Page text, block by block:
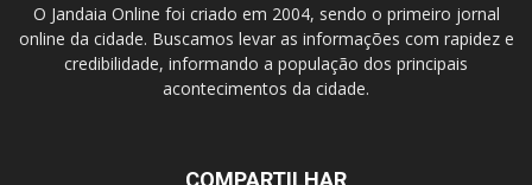
O Jandaia Online foi criado em 2004, sendo o primeiro jornal
online da cidade. Buscamos levar as informações com rapidez e
credibilidade, informando a população dos principais
acontecimentos da cidade.
COMPARTILHAR